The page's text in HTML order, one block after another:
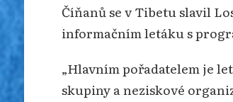
Číňanů se v Tibetu slavil
informačním letáku s
„Hlavním pořadatelem je
skupiny a neziskové